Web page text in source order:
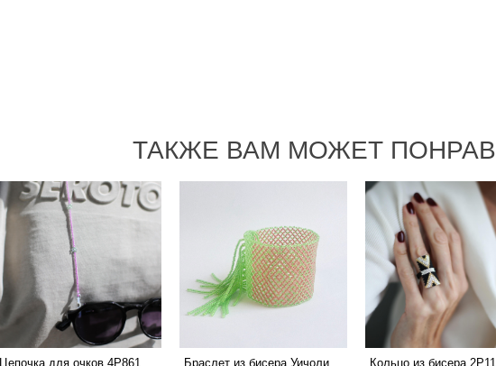
ТАКЖЕ ВАМ МОЖЕТ
Цепочка для очков 4P861
Браслет из бисера Уичоли
Кольцо из бисера